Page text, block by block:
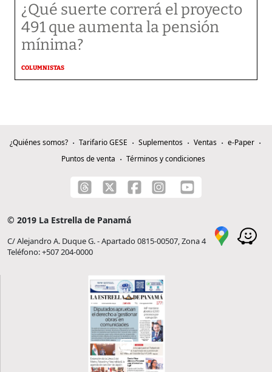
¿Qué suerte correrá el proyecto
491 que aumenta la pensión
mínima?
COLUMNISTAS
¿Quiénes somos? Tarifario GESE Suplementos Ventas
e-Paper
Puntos de venta
Términos y condiciones
© 2019 La Estrella de Panamá
C/ Alejandro A. Duque G. - Apartado 0815-00507, Zona 4
Teléfono: +507 204-0000